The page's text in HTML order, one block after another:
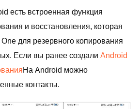
есть встроенная функция
и восстановления, которая
для резервного копирования
Если вы ранее создали Android
На Android можно
контакты.